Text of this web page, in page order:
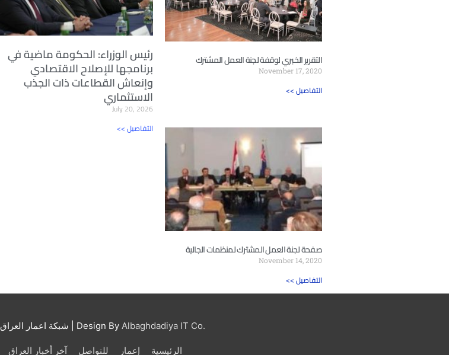
رئيس الوزراء: الحكومة ماضية في
برنامجها للإصلاح الاقتصادي
وإنعاش القطاعات ذات الجذب
الاستثماري
July 20, 2026
<< التفاصيل
التقرير الخبري لوقفة لجنة العمل المشترك
November 17, 2020
<< التفاصيل
صفحة لجنة العمل المشترك لمنظمات الجالية
November 14, 2020
<< التفاصيل
شبكة اعمار العراق | Design By Albaghdadiya IT Co.
آخر أخبار العراق للتواصل إعمار الرئيسية